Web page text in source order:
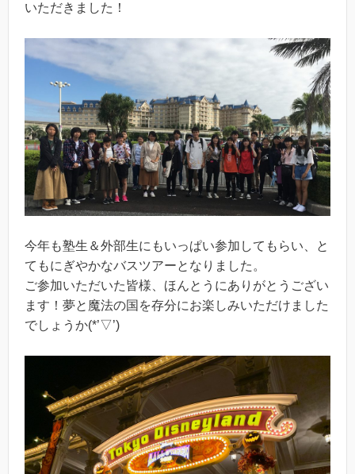
いただきました！
今年も塾生＆外部生にもいっぱい参加してもらい、と
てもにぎやかなバスツアーとなりました。
ご参加いただいた皆様、ほんとうにありがとうござい
ます！夢と魔法の国を存分にお楽しみいただけました
でしょうか(*’▽’)